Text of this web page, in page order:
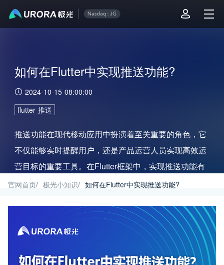
如何在Flutter中实现推送功能?
2024-10-15 08:00:00
flutter 推送
推送功能在现代移动应用中扮演着至关重要的角色，它
不仅能够实时提醒用户，还是产品运营人员实现高效运
营目标的重要工具。在Flutter框架中，实现推送功能有
多种途径，其中极光推送因其稳定、高效的服务而广受
官网首页/ 极光小知识/ 如何在Flutter中实现推送功能?